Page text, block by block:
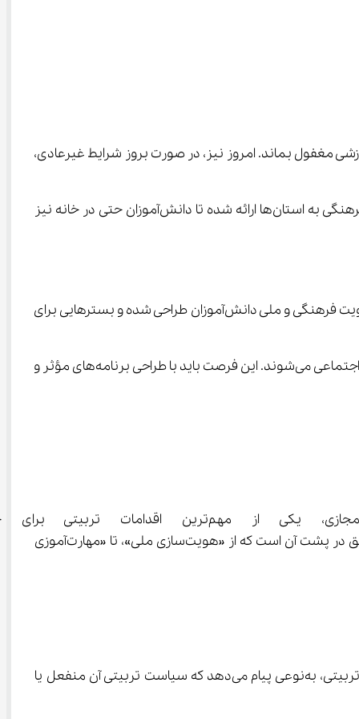
بر فضای تربیتی اظهار کرد: نباید اجازه دهیم جنبه‌های تربیتی در فضای آموزشی مغفول بماند. امروز نیز، در صورت بروز شرایط غیرعادی،
وی همچنین از طراحی برنامه‌هایی ویژه اوقات فراغت در خانه خبر داد و گفت: مسابقات، سرگرمی‌های مفید و بسته‌های متنوع فرهنگی به استان‌ها ارائه شده تا دانش‌آموزان حتی در خانه نیز
معاون پرورشی و فرهنگی به اجرای طرح‌هایی مانند «کتاب‌نوش» و برنامه «وطن‌دار» اشاره کرد و افزود: این طرح‌ها با هدف ارتقای هویت فرهنگی و ملی دانش‌آموزان طراحی شده و بسترهایی برای
وی تأکید کرد: در شرایطی که کشور با تهدیدها و بحران‌هایی مواجه است، برخی نوجوانان با انگیزه بیشتری وارد عرصه‌های فرهنگی و اجتماعی می‌شوند. این فرصت باید با طراحی برنامه‌های مؤثر و
اجرای برنامه‌های تابستانی آموزش‌وپرورش، آن هم در قالب
دانش‌آموزان در ماه‌های غیرتحصیلی است. آن‌چه این طرح را متمایز می‌کند، نه فقط تنوع فعالیت‌ها، بلکه هدف‌گذاری تربیتی عمیق در پشت آن است که از «هویت‌سازی ملی»، تا «مهارت‌آموزی
در شرایطی که فضای اجتماعی کشور متاثر از تهدیدهای بیرونی و چالش‌های درونی است، آموزش‌وپرورش با تأکید بر عدم انفعال تربیتی، به‌نوعی پیام می‌دهد که سیاست تربیتی آن منفعل یا